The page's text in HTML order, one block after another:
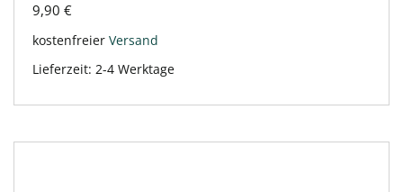
9,90 €
kostenfreier Versand
Lieferzeit: 2-4 Werktage